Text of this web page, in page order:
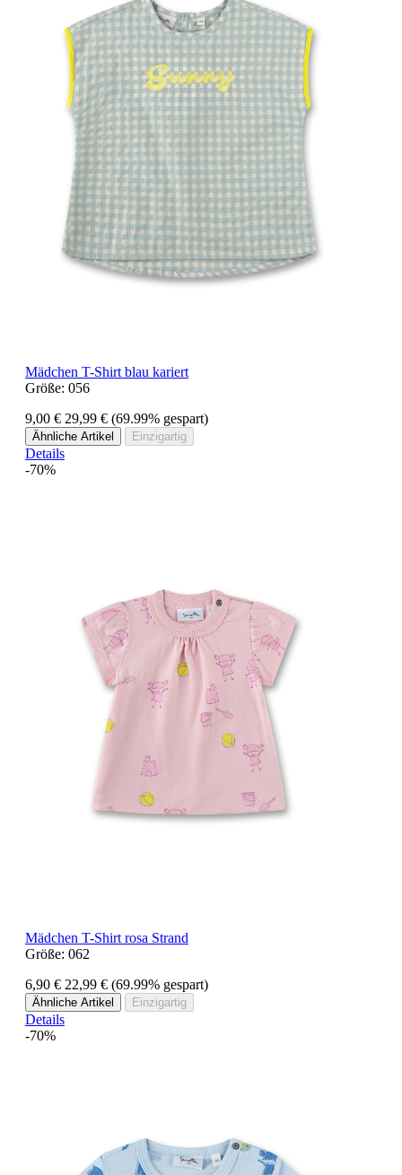
Mädchen T-Shirt blau kariert
Größe: 056
9,00 € 29,99 € (69.99% gespart)
Ähnliche Artikel Einzigartig
Details
-70%
Mädchen T-Shirt rosa Strand
Größe: 062
6,90 € 22,99 € (69.99% gespart)
Ähnliche Artikel Einzigartig
Details
-70%